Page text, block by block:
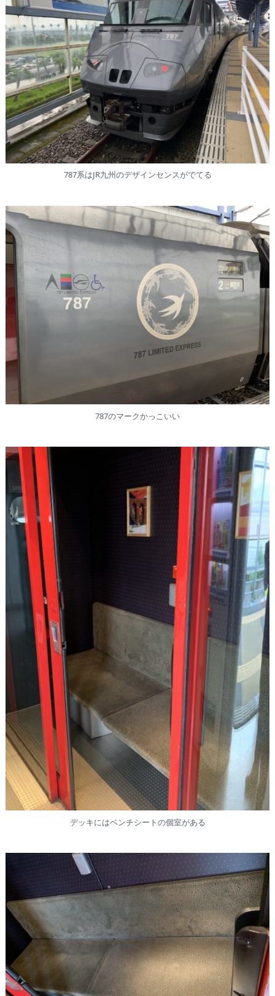
787系はJR九州のデザインセンスがでてる
787のマークかっこいい
デッキにはベンチシートの個室がある